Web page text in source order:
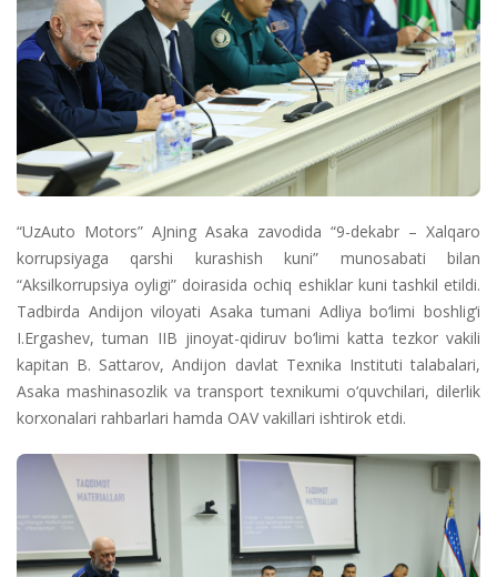
“UzAuto Motors” AJning Asaka zavodida “9-dekabr – Xalqaro
korrupsiyaga qarshi kurashish kuni” munosabati bilan
“Aksilkorrupsiya oyligi” doirasida ochiq eshiklar kuni tashkil etildi.
Tadbirda Andijon viloyati Asaka tumani Adliya bo‘limi boshlig‘i
I.Ergashev, tuman IIB jinoyat-qidiruv bo‘limi katta tezkor vakili
kapitan B. Sattarov, Andijon davlat Texnika Instituti talabalari,
Asaka mashinasozlik va transport texnikumi o‘quvchilari, dilerlik
korxonalari rahbarlari hamda OAV vakillari ishtirok etdi.